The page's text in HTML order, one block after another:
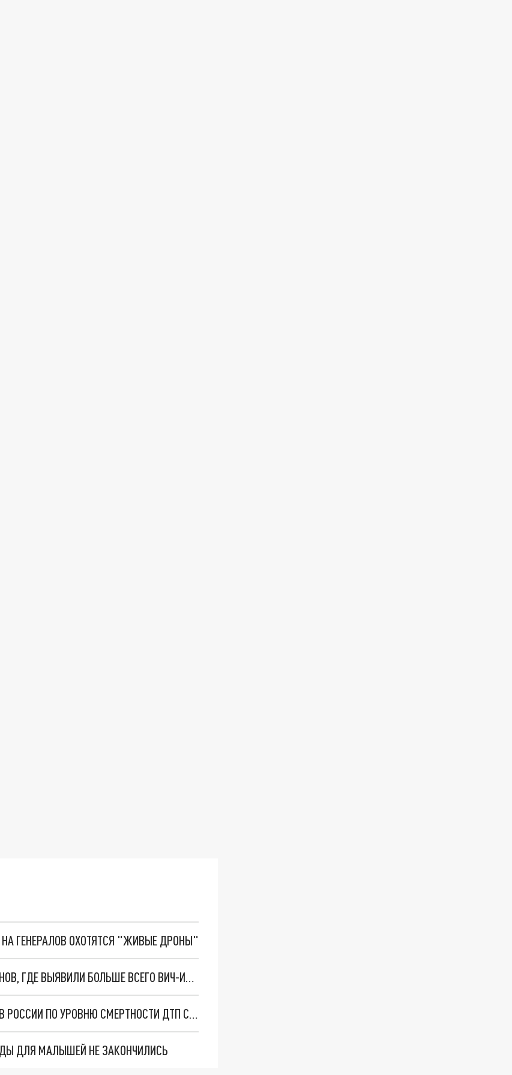
ГЕНЕРАЛОВ ОХОТЯТСЯ "ЖИВЫЕ ДРОНЫ"
СВЕРДЛОВСКАЯ ОБЛАСТЬ ПОПАЛА В СПИСОК РЕГИОНОВ, ГДЕ ВЫЯВИЛИ БОЛЬШЕ ВСЕГО ВИЧ-ИНФИЦИРОВАННЫХ
СВЕРДЛОВСКАЯ ОБЛАСТЬ ВОШЛА В ТОП-3 РЕГИОНОВ РОССИИ ПО УРОВНЮ СМЕРТНОСТИ ДТП С ЭЛЕКТРОСАМОКАТАМИ
ДЛЯ МАЛЫШЕЙ НЕ ЗАКОНЧИЛИСЬ